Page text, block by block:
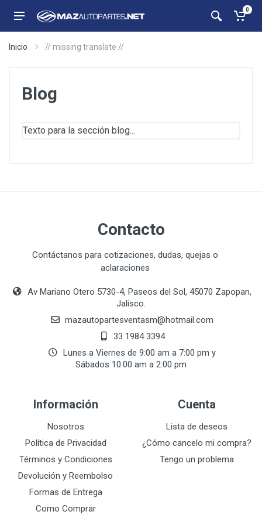
0
Inicio // missing translate //
Blog
Texto para la sección blog...
Contacto
Contáctanos para cotizaciones, dudas, quejas o
aclaraciones
Av Mariano Otero 5730-4, Paseos del Sol, 45070 Zapopan,
Jalisco.
mazautopartesventasmӏ@hotmail.com
33 1984 3394
Lunes a Viernes de 9:00 am a 7:00 pm y
Sábados 10:00 am a 2:00 pm
Información
Nosotros
Política de Privacidad
Términos y Condiciones
Devolución y Reembolso
Formas de Entrega
Como Comprar
Cuenta
Lista de deseos
¿Cómo cancelo mi compra?
Tengo un problema